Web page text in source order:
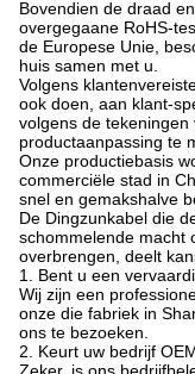
Bovendien de draad
overgegaane RoHS-
de Europese Unie,
huis samen met u.
Volgens
ook doen, aan klant-
volgens de
productaanpassing te
Onze productiebasis
commerciële stad in
snel en gemakshalve
De Dingzunkabel die
schommelende macht
overbrengen, deelt
1. Bent u een
Wij zijn een
onze die fabriek in
ons te bezoeken.
2. Keurt uw bedrijf